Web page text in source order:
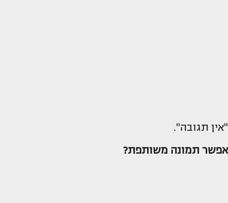
"אין תגובה".
אפשר תמונה משותפת?